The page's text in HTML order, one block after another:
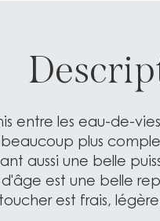
entre les eau-de-
plus
aussi une belle
est une belle
toucher est frais,